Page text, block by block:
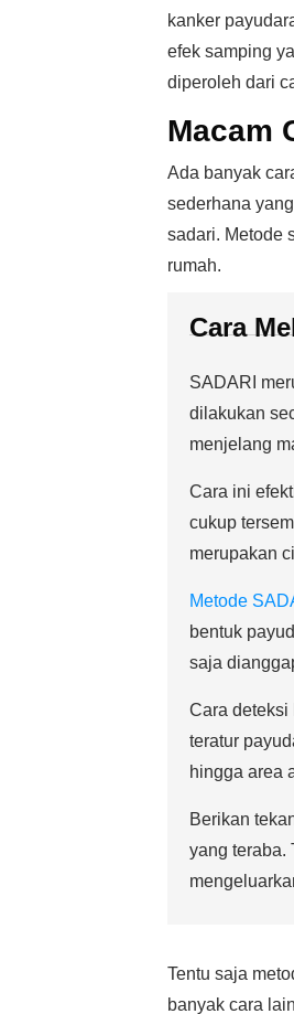
kanker
efek samping
diperoleh dari
Macam
Ada banyak
sederhana
sadari. Metode
rumah.
Cara
SADARI
dilakukan
menjelang
Cara ini
cukup
merupakan
Metode
bentuk
saja
Cara deteksi
teratur
hingga area
Berikan
yang teraba.
Tentu saja
banyak cara